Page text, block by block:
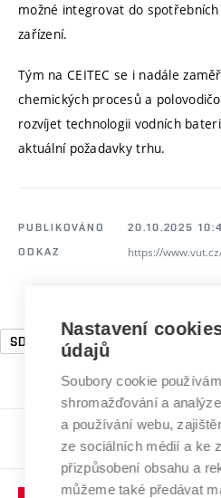
možné integrovat do
zařízení.
Tým na CEITEC se i nadále
chemických procesů a
rozvíjet technologii vodních
aktuální požadavky trhu.
PUBLIKOVÁNO
20.10.2025
ODKAZ
https://
SDG7 SDG9
Nastavení
údajů
Soubory cookie
shromažďování a
a používání webu,
ze sociálních médií a ke
přizpůsobení obsahu a
můžeme také předávat